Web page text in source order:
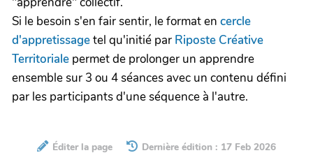
Si le besoin s'en fair sentir, le format en cercle
d'appretissagetel qu'initié par Riposte Créative
Territoriale permet de prolonger un apprendre
ensemble sur 3 ou 4 séances avec un contenu défini
par les participants d'une séquence à l'autre.
Éditer la page
Dernière édition : 17 Feb 2026